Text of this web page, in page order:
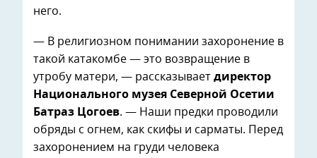
него.
— В религиозном понимании захоронение в
такой катакомбе — это возвращение в
утробу матери, — рассказывает директор
Национального музея Северной Осетии
Батраз Цогоев. — Наши предки проводили
обряды с огнем, как скифы и сарматы. Перед
захоронением на груди человека